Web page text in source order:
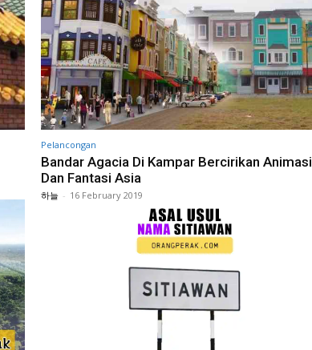
Pelancongan
Bandar Agacia Di Kampar Bercirikan Animasi
Dan Fantasi Asia
하늘 - 16 February 2019